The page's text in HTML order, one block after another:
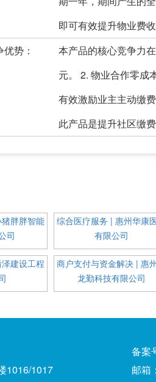
即可有效提升物业费收
势：
本产品的核心竞争力
元。 2. 物业合作零成
有效激励业主主动缴
此产品是提升社区缴
胖胖智能
司
建设工程
综合医疗服务 | 惠州华康
有限公司
商户支付与资金解决 | 惠
龙勤科技有限公司
1016/1017
备案
邮箱